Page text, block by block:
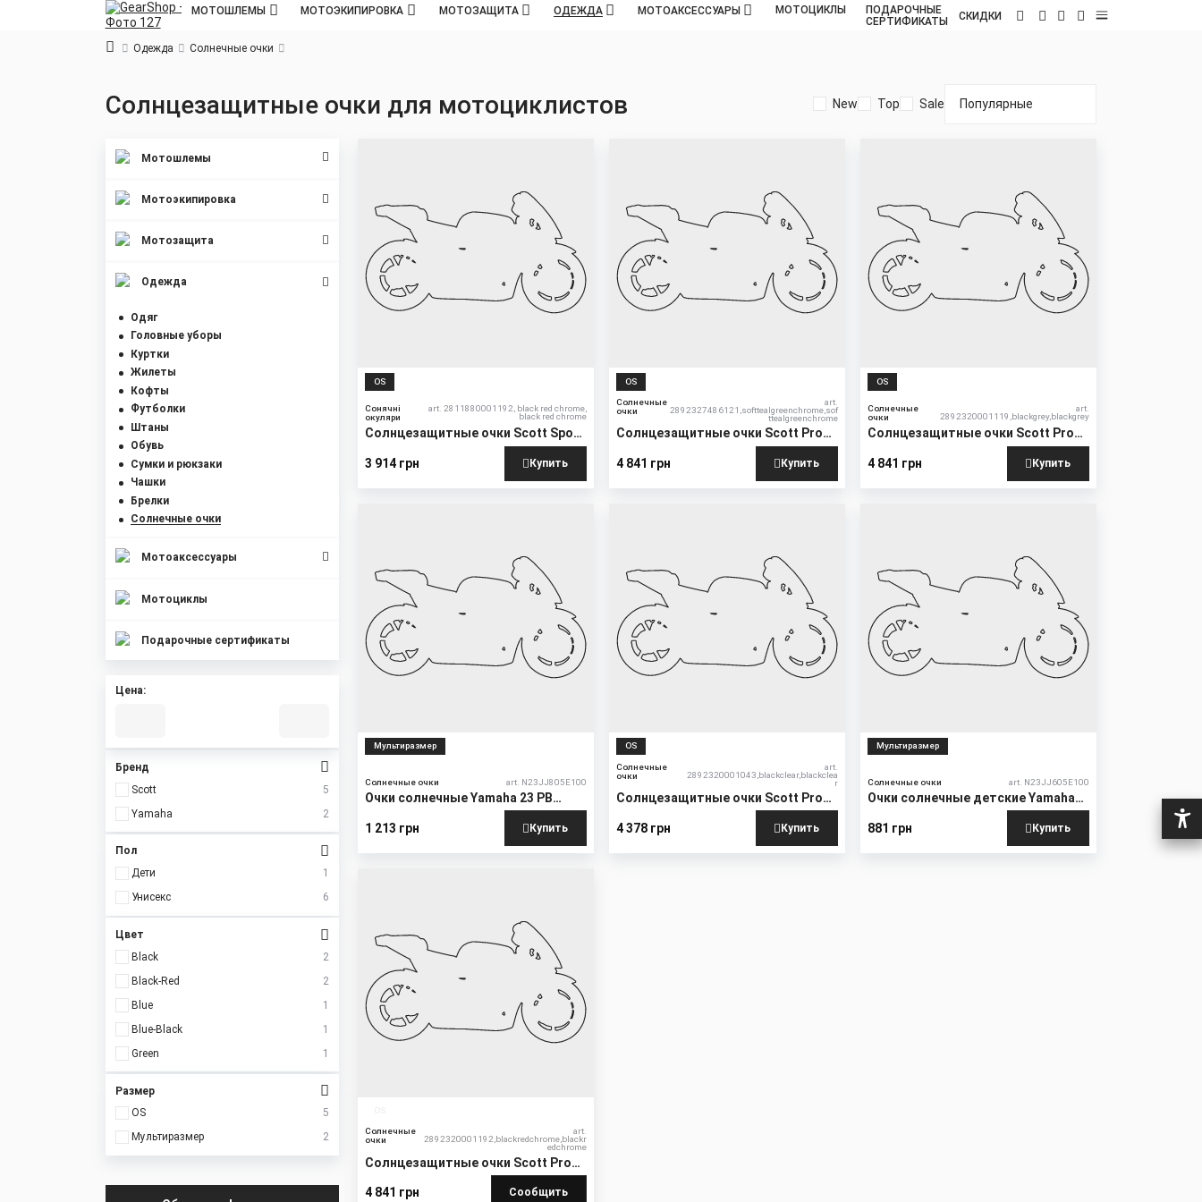
МОТОШЛЕМЫ МОТОЭКИПИРОВКА МОТОЗАЩИТА ОДЕЖДА МОТОАКСЕССУАРЫ МОТОЦИКЛЫ
ПОДАРОЧНЫЕ
СЕРТИФИКАТЫ
СКИДКИ
RU
Одежда Солнечные очки
Солнцезащитные очки для мотоциклистов New Top Sale
OS
Сонячні
окуляри
art. 2811880001192, black red chrome,
black red chrome
Солнцезащитные очки Scott Sport
3 914 грн
Купить
OS
Солнечные
очки
art.
2892327486121,softtealgreenchrome,sof
ttealgreenchrome
Солнцезащитные очки Scott Pro
4 841 грн
Купить
OS
Солнечные
очки
art.
2892320001119,blackgrey,blackgrey
Солнцезащитные очки Scott Pro
4 841 грн
Купить
Мультиразмер
Солнечные очки art. N23JJ805E100
Очки солнечные Yamaha 23 PB
1 213 грн
Купить
OS
Солнечные
очки
art.
2892320001043,blackclear,blackclea
r
Солнцезащитные очки Scott Pro
4 378 грн
Купить
Мультиразмер
Солнечные очки art. N23JJ605E100
Очки солнечные детские Yamaha
881 грн
Купить
Солнечные
очки
art.
2892320001192,blackredchrome,blackr
edchrome
Солнцезащитные очки Scott Pro
4 841 грн
Сообщить
Мотошлемы
Мотоэкипировка
Мотозащита
Одежда
Одяг
Головные уборы
Куртки
Жилеты
Кофты
Футболки
Штаны
Обувь
Сумки и рюкзаки
Чашки
Брелки
Солнечные очки
Мотоаксессуары
Мотоциклы
Подарочные сертификаты
Цена:
Бренд
Scott
5
Yamaha
2
Пол
Дети
1
Унисекс
6
Цвет
Black
2
Black-Red
2
Blue
1
Blue-Black
1
Green
1
Размер
OS
5
Мультиразмер
2